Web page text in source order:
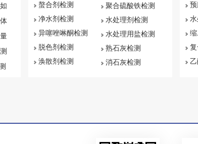
螯合剂检测
净水剂检测
异噻唑啉酮检测
脱色剂检测
涣散剂检测
聚合硫酸铁检测
水处理剂检测
水处理用盐检测
熟石灰检测
消石灰检测
预
缩